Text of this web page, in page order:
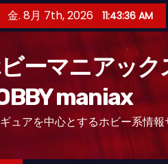
金. 8月 7th, 2026 11:43:38 AM
ーマニアック
maniax
ュアを中心とするホビー系情報